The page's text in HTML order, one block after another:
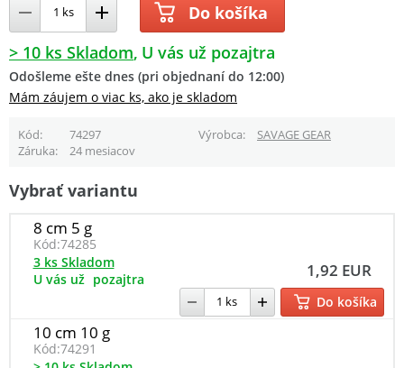
Do košíka
> 10 ks Skladom U vás už pozajtra
Odošleme ešte dnes (pri objednaní do 12:00)
Mám záujem o viac ks, ako je skladom
Kód 74297 Výrobca
SAVAGE GEAR
Záruka
24 mesiacov
Vybrať variantu
8 cm 5 g
Kód:74285
1,92 EUR
3 ks Skladom
U vás už pozajtra
Do košíka
10 cm 10 g
Kód:74291